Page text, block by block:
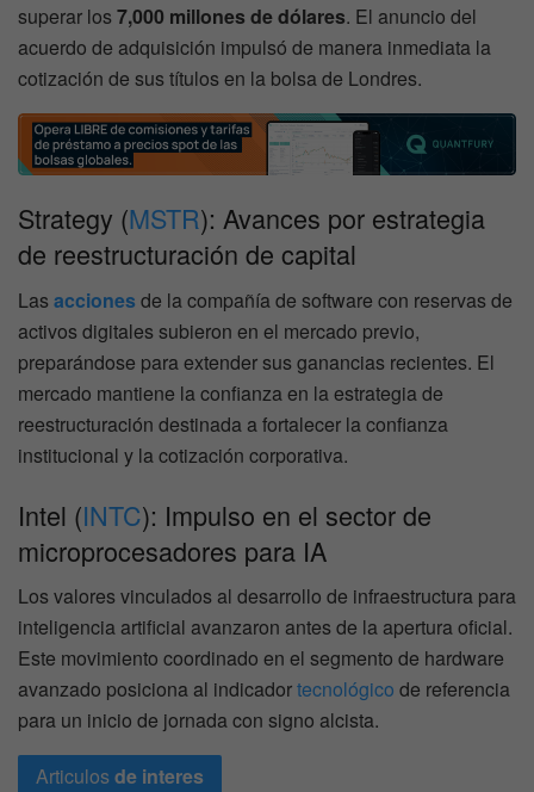
superar los7,000 millones de dólares. El anuncio del
acuerdo de adquisición impulsó de manera inmediata la
cotización de sus títulos en la bolsa de Londres.
Strategy (MSTR): Avances por estrategia
de reestructuración de capital
Lasacciones de la compañía de software con reservas de
activos digitales subieron en el mercado previo,
preparándose para extender sus ganancias recientes. El
mercado mantiene la confianza en la estrategia de
reestructuración destinada a fortalecer la confianza
institucional y la cotización corporativa.
Intel (INTC): Impulso en el sector de
microprocesadores para IA
Los valores vinculados al desarrollo de infraestructura para
inteligencia artificial avanzaron antes de la apertura oficial.
Este movimiento coordinado en el segmento de hardware
avanzado posiciona al indicadortecnológico de referencia
para un inicio de jornada con signo alcista.
Articulosde interes